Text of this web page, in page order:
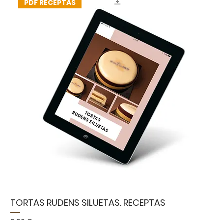
PDF RECEPTAS
TORTAS RUDENS SILUETAS. RECEPTAS